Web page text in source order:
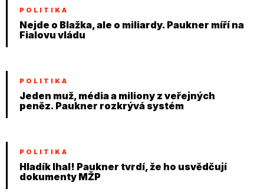
POLITIKA
Nejde o Blažka, ale o miliardy. Paukner míří na
Fialovu vládu
POLITIKA
Jeden muž, média a miliony z veřejných
peněz. Paukner rozkrývá systém
POLITIKA
Hladík lhal! Paukner tvrdí, že ho usvědčují
dokumenty MŽP